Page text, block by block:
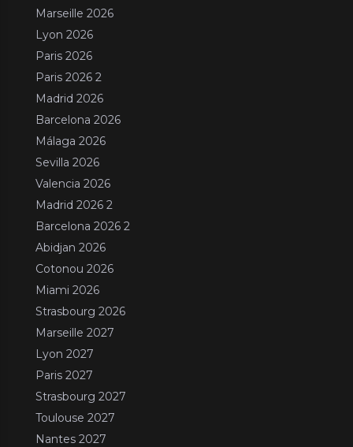
Marseille 2026
Lyon 2026
Paris 2026
Paris 2026 2
Madrid 2026
Barcelona 2026
Málaga 2026
Sevilla 2026
Valencia 2026
Madrid 2026 2
Barcelona 2026 2
Abidjan 2026
Cotonou 2026
Miami 2026
Strasbourg 2026
Marseille 2027
Lyon 2027
Paris 2027
Strasbourg 2027
Toulouse 2027
Nantes 2027